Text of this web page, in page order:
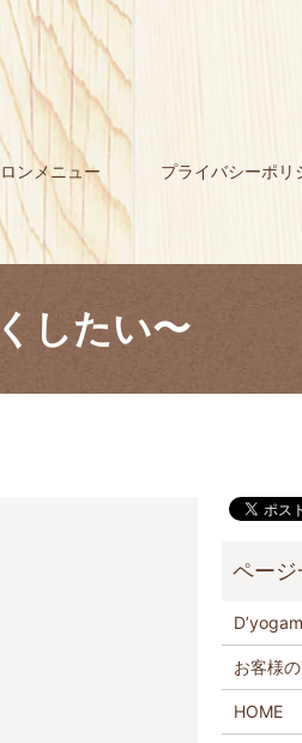
ンメニュー プライバシーポリ
したい〜
お客様
HOME